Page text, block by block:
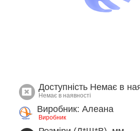
Доступність Немає в
Немає в наявності
Виробник: Алеана
Виробник